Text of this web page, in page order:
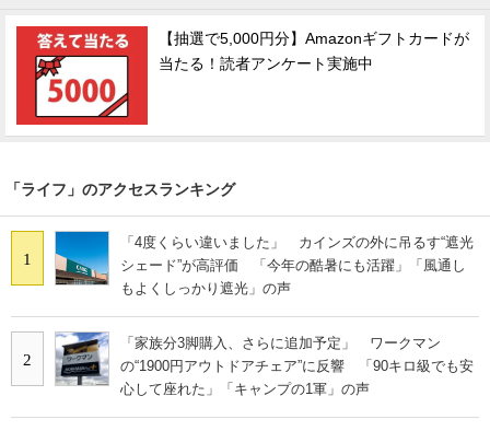
【抽選で5,000円分】Amazonギフトカードが
当たる！読者アンケート実施中
「ライフ」のアクセスランキング
1
「4度くらい違いました」 カインズの外に吊るす“遮光
シェード”が高評価 「今年の酷暑にも活躍」「風通し
もよくしっかり遮光」の声
2
「家族分3脚購入、さらに追加予定」 ワークマン
の“1900円アウトドアチェア”に反響 「90キロ級でも安
心して座れた」「キャンプの1軍」の声